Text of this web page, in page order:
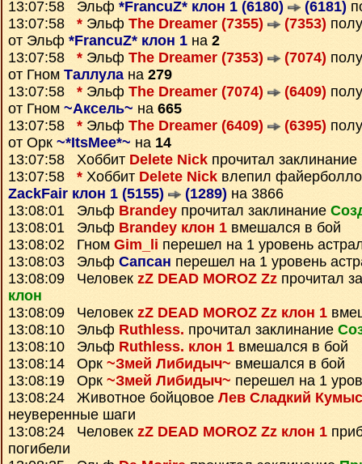
13:07:58 Эльф *FrancuZ* клон 1 (6180) (6181)
13:07:58 * Эльф The Dreamer (7355) (7353)
от Эльф *FrancuZ* клон 1 на 2
13:07:58 * Эльф The Dreamer (7353) (7074)
от Гном Таллулана 279
13:07:58 * Эльф The Dreamer (7074) (6409)
от Гном ~Аксель~ на 665
13:07:58 * Эльф The Dreamer (6409) (6395)
от Орк ~*ItsMee*~ на 14
13:07:58 Хоббит Delete Nick прочитал заклинание
13:07:58 * Хоббит Delete Nick влепил
ZackFair клон 1 (5155)
(1289) на 3866
13:08:01 Эльф Brandey прочитал заклинание
13:08:01 Эльф Brandey клон 1 вмешался в бой
13:08:02 Гном Gim_li перешел на 1 уровень
13:08:03 Эльф Сапсан перешел на 1 уровень
13:08:09 Человек zZ DEAD MOROZ Zz прочитал
клон
13:08:09 Человек zZ DEAD MOROZ Zz клон 1
13:08:10 Эльф Ruthless. прочитал заклинание
13:08:10 Эльф Ruthless. клон 1 вмешался в бой
13:08:14 Орк ~Змей Либидыч~ вмешался в бой
13:08:19 Орк ~Змей Либидыч~ перешел на 1
13:08:24 Животное бойцовое Лев Сладкий Кумыс
неуверенные шаги
13:08:24 Человек zZ DEAD MOROZ Zz клон 1
погибели